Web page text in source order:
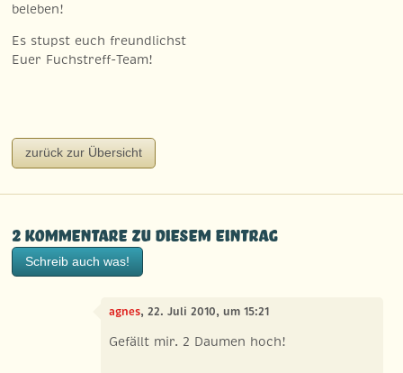
beleben!
Es stupst euch freundlichst
Euer Fuchstreff-Team!
zurück zur Übersicht
2 Kommentare zu diesem Eintrag
Schreib auch was!
agnes, 22. Juli 2010, um 15:21
Gefällt mir. 2 Daumen hoch!